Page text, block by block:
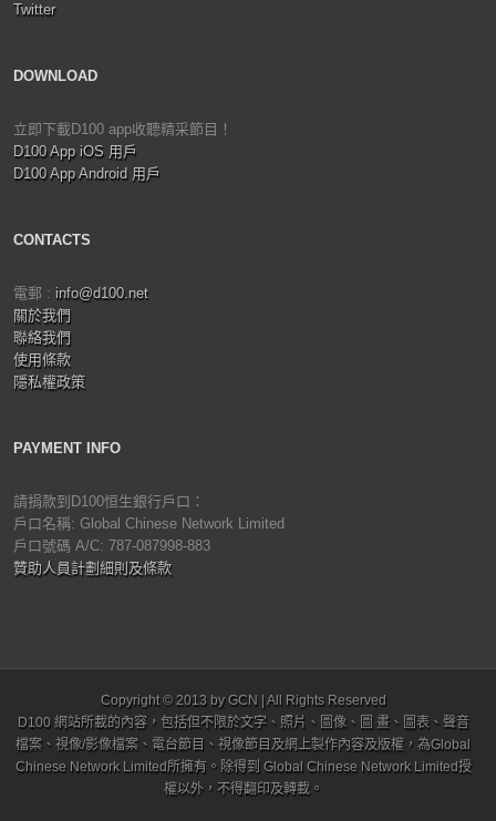
Twitter
DOWNLOAD
立即下載D100 app收聽精采節目！
D100 App iOS 用戶
D100 App Android 用戶
CONTACTS
電郵 : info@d100.net
關於我們
聯絡我們
使用條款
隱私權政策
PAYMENT INFO
請捐款到D100恒生銀行戶口：
戶口名稱: Global Chinese Network Limited
戶口號碼 A/C: 787-087998-883
贊助人員計劃細則及條款
Copyright © 2013 by GCN | All Rights Reserved
D100 網站所載的內容，包括但不限於文字、照片、圖像、圖 畫、圖表、聲音
檔案、視像/影像檔案、電台節目、視像節目及網上製作內容及版權，為Global
Chinese Network Limited所擁有。除得到 Global Chinese Network Limited授
權以外，不得翻印及轉載。